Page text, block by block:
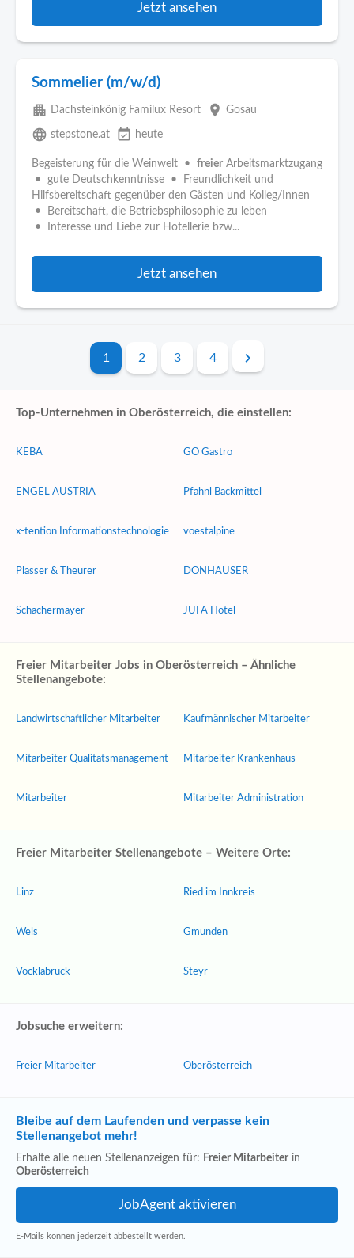
Jetzt ansehen
Sommelier (m/w/d)
apartment Dachsteinkönig Familux Resort place Gosau
language stepstone.at event_available heute
Begeisterung für die Weinwelt • freier Arbeitsmarktzugang
• gute Deutschkenntnisse • Freundlichkeit und
Hilfsbereitschaft gegenüber den Gästen und Kolleg/Innen
• Bereitschaft, die Betriebsphilosophie zu leben
• Interesse und Liebe zur Hotellerie bzw...
Jetzt ansehen
1 2 3 4
Top-Unternehmen in Oberösterreich, die einstellen:
KEBA
ENGEL AUSTRIA
x-tention Informationstechnologie
Plasser & Theurer
Schachermayer
GO Gastro
Pfahnl Backmittel
voestalpine
DONHAUSER
JUFA Hotel
Freier Mitarbeiter Jobs in Oberösterreich – Ähnliche
Stellenangebote:
Landwirtschaftlicher Mitarbeiter
Mitarbeiter Qualitätsmanagement
Mitarbeiter
Kaufmännischer Mitarbeiter
Mitarbeiter Krankenhaus
Mitarbeiter Administration
Freier Mitarbeiter Stellenangebote – Weitere Orte:
Linz
Wels
Vöcklabruck
Ried im Innkreis
Gmunden
Steyr
Jobsuche erweitern:
Freier Mitarbeiter Oberösterreich
Bleibe auf dem Laufenden und verpasse kein
Stellenangebot mehr!
Erhalte alle neuen Stellenanzeigen für: Freier Mitarbeiter in
Oberösterreich
E-Mails können jederzeit abbestellt werden.